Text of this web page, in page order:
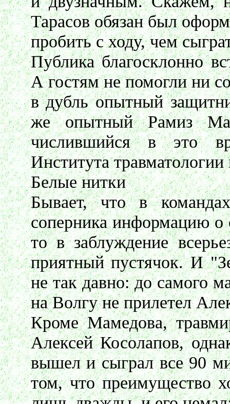
Тарасов обязан был
пробить с ходу, чем
Публика благосклонно
А гостям не помогли ни
в дубль опытный
же опытный Рамиз
числившийся в это
Института
Белые нитки
Бывает, что в
соперника информацию о
то в заблуждение
приятный пустячок. И
не так давно: до самого
на Волгу не прилетел
Кроме Мамедова,
Алексей Косолапов,
вышел и сыграл все 90
том, что преимущество